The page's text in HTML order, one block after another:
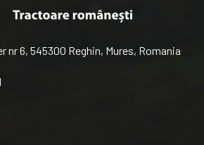
nr 6, 545300 Reghin, Mures, Romania